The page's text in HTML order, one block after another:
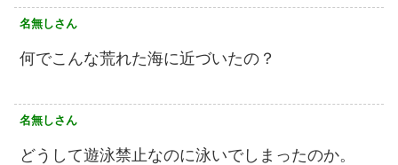
名無しさん
何でこんな荒れた海に近づいたの？
名無しさん
どうして遊泳禁止なのに泳いでしまったのか。